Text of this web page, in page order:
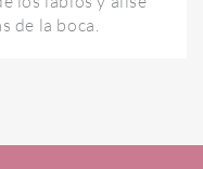
de la boca.